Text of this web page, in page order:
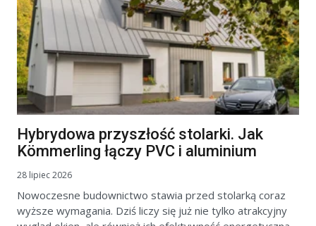
Hybrydowa przyszłość stolarki. Jak
Kömmerling łączy PVC i aluminium
28 lipiec 2026
Nowoczesne budownictwo stawia przed stolarką coraz
wyższe wymagania. Dziś liczy się już nie tylko atrakcyjny